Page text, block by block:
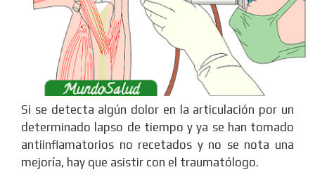
Si se detecta algún dolor en la articulación por un
determinado lapso de tiempo y ya se han tomado
antiinflamatorios no recetados y no se nota una
mejoría, hay que asistir con el traumatólogo.